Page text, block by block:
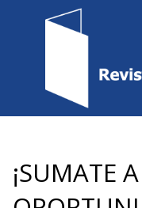
¡SUMATE